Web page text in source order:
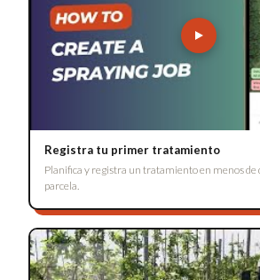
Registra tu primer tratamiento
Planifica y registra un tratamiento en menos de
parcela.